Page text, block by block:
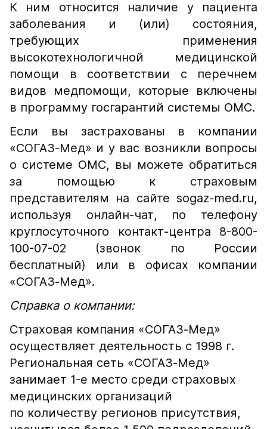
К ним относится наличие у пациента
заболевания и (или) состояния,
требующих применения
высокотехнологичной медицинской
помощи в соответствии с перечнем
видов медпомощи, которые включены
в программу госгарантий системы ОМС.
Если вы застрахованы в компании
«СОГАЗ-Мед» и у вас возникли вопросы
о системе ОМС, вы можете обратиться
за помощью к страховым
представителям на сайте sogaz-med.ru,
используя онлайн-чат, по телефону
круглосуточного контакт-центра 8-800-
100-07-02 (звонок по России
бесплатный) или в офисах компании
«СОГАЗ-Мед».
Справка о компании:
Страховая компания «СОГАЗ-Мед»
осуществляет деятельность с 1998 г.
Региональная сеть «СОГАЗ-Мед»
занимает 1-е место среди страховых
медицинских организаций
по количеству регионов присутствия,